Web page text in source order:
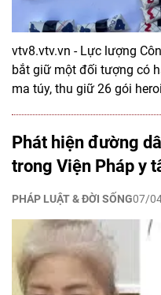
vtv8.vtv.vn - Lực lượng
bắt giữ một đối tượng có
ma túy, thu giữ 26 gói
Phát hiện đường
trong Viện Pháp y
PHÁP LUẬT & ĐỜI SỐNG07/